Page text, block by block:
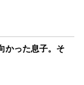
かった息子。そ